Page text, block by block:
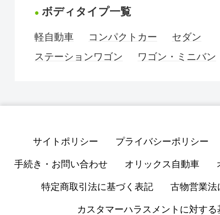
ボディタイプ一覧
軽自動車 コンパクトカー
セダン
ステーションワゴン
ワゴン・ミニバン
サイトポリシー プライバシーポリシー
手続き・お問い合わせ オリックス自動車
特定商取引法に基づく表記 古物営業法
カスタマーハラスメントに対する